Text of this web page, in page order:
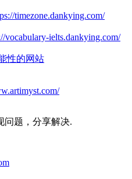
timezone.dankying.com/
ielts.dankying.com/
性的网站
问题，分享解决.